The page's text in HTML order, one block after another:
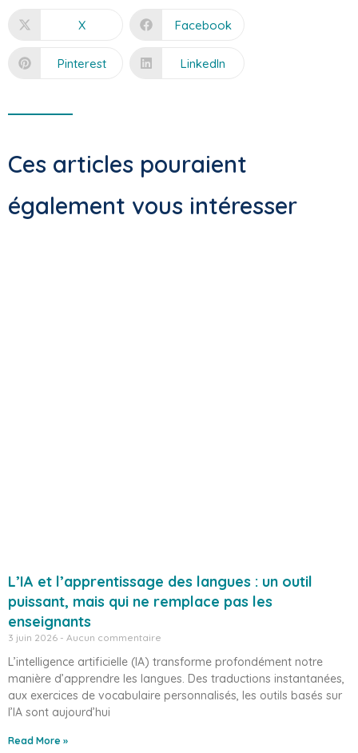
X Facebook
Pinterest LinkedIn
Ces articles pouraient
également vous intéresser
L’IA et l’apprentissage des langues : un outil
puissant, mais qui ne remplace pas les
enseignants
3 juin 2026 Aucun commentaire
L’intelligence artificielle (IA) transforme profondément notre
manière d’apprendre les langues. Des traductions instantanées,
aux exercices de vocabulaire personnalisés, les outils basés sur
l’IA sont aujourd’hui
Read More »